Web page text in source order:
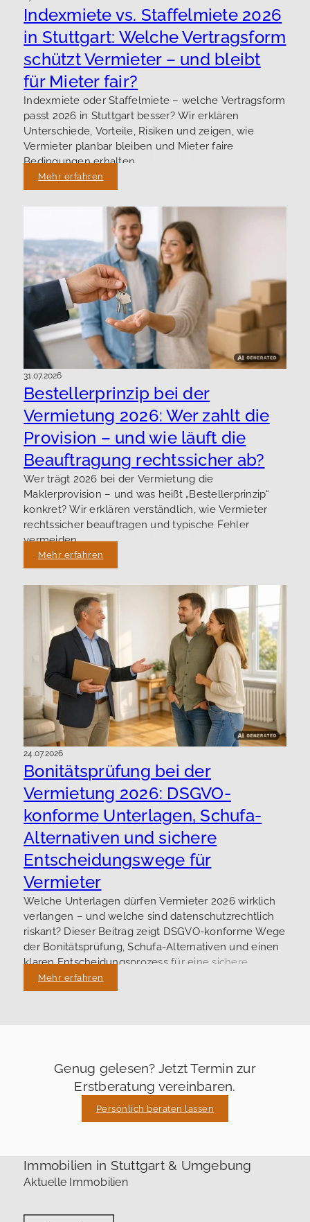
Indexmiete vs. Staffelmiete 2026
in Stuttgart: Welche Vertragsform
schützt Vermieter – und bleibt
für Mieter fair?
Indexmiete oder Staffelmiete – welche Vertragsform
passt 2026 in Stuttgart besser? Wir erklären
Unterschiede, Vorteile, Risiken und zeigen, wie
Vermieter planbar bleiben und Mieter faire
Bedingungen erhalten.
Mehr erfahren
31.07.2026
Bestellerprinzip bei der
Vermietung 2026: Wer zahlt die
Provision – und wie läuft die
Beauftragung rechtssicher ab?
Wer trägt 2026 bei der Vermietung die
Maklerprovision – und was heißt „Bestellerprinzip“
konkret? Wir erklären verständlich, wie Vermieter
rechtssicher beauftragen und typische Fehler
vermeiden.
Mehr erfahren
24.07.2026
Bonitätsprüfung bei der
Vermietung 2026: DSGVO-
konforme Unterlagen, Schufa-
Alternativen und sichere
Entscheidungswege für
Vermieter
Welche Unterlagen dürfen Vermieter 2026 wirklich
verlangen – und welche sind datenschutzrechtlich
riskant? Dieser Beitrag zeigt DSGVO-konforme Wege
der Bonitätsprüfung, Schufa-Alternativen und einen
klaren Entscheidungsprozess für eine sichere
Vermietung.
Mehr erfahren
Genug gelesen? Jetzt Termin zur
Erstberatung vereinbaren.
Persönlich beraten lassen
Immobilien in Stuttgart & Umgebung
Aktuelle Immobilien